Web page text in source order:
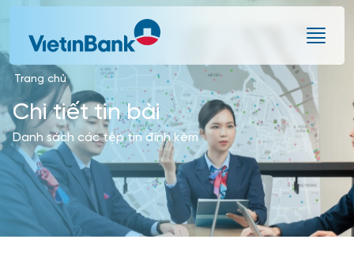
Trang chủ
Chi tiết tin bài
Danh sách các tệp tin đính kèm